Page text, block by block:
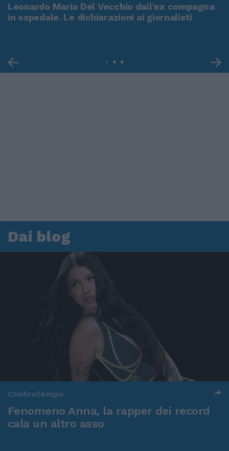
Leonardo Maria Del Vecchio dall'ex compagna
in ospedale. Le dichiarazioni ai giornalisti
Dai blog
Controtempo
Fenomeno Anna, la rapper dei record
cala un altro asso